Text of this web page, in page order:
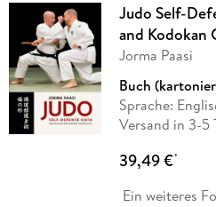
Judo Self-
and Kodokan
Jorma Paasi
Buch
Sprache:
Versand in 3-5
39,49 €*
Ein weiteres